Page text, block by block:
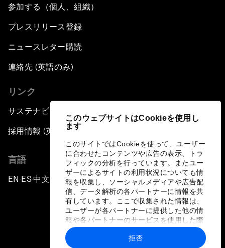
このウェブサイトはCookieを使用し
ます
このサイトではCookieを使って、ユーザー
に合わせたコンテンツや広告の表示、トラ
フィックの分析を行っています。またユー
ザーによるサイトの利用状況についても情
報を収集し、ソーシャルメディアや広告配
信、データ解析の各パートナーに情報を共
有しています。ここで収集された情報は、
ユーザーが各パートナーに提供した他の情
報や各パートナーのサービスを使用した際
に収集された情報と組み合わされ、各パー
トナーによって使用されることがありま
拒否
参加する（個人、組織）
プレスリリース登録
ニュースレター購読
連絡先 (英語のみ)
リンク
サステナビリティへの取り組み
採用情報 (英語のみ)
言語
EN ▪ ES▪中文▪ 日本語